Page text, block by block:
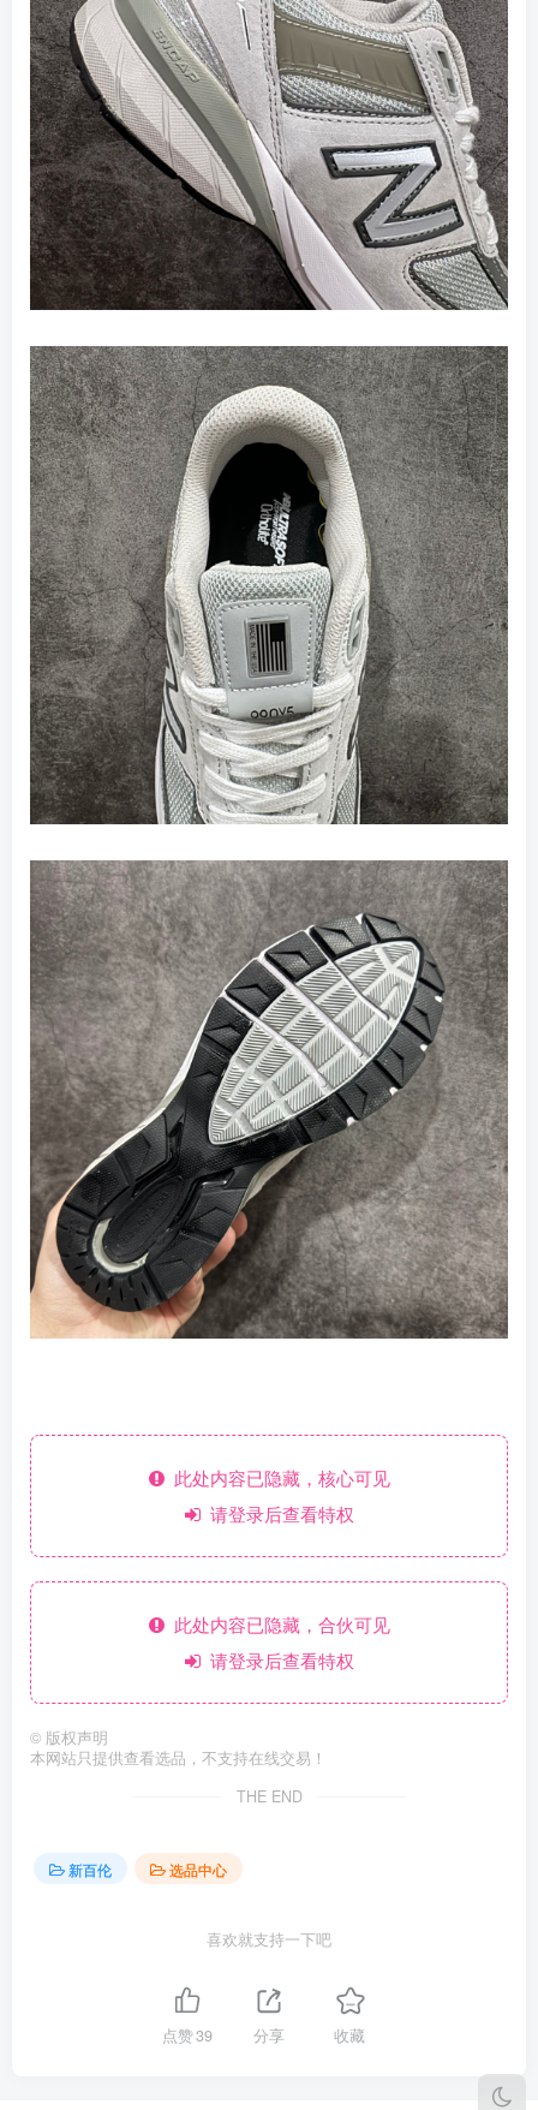
此处内容已隐藏，核心可见
请登录后查看特权
此处内容已隐藏，合伙可见
请登录后查看特权
© 版权声明
本网站只提供查看选品，不支持在线交易！
THE END
新百伦 选品中心
喜欢就支持一下吧
点赞39 分享 收藏